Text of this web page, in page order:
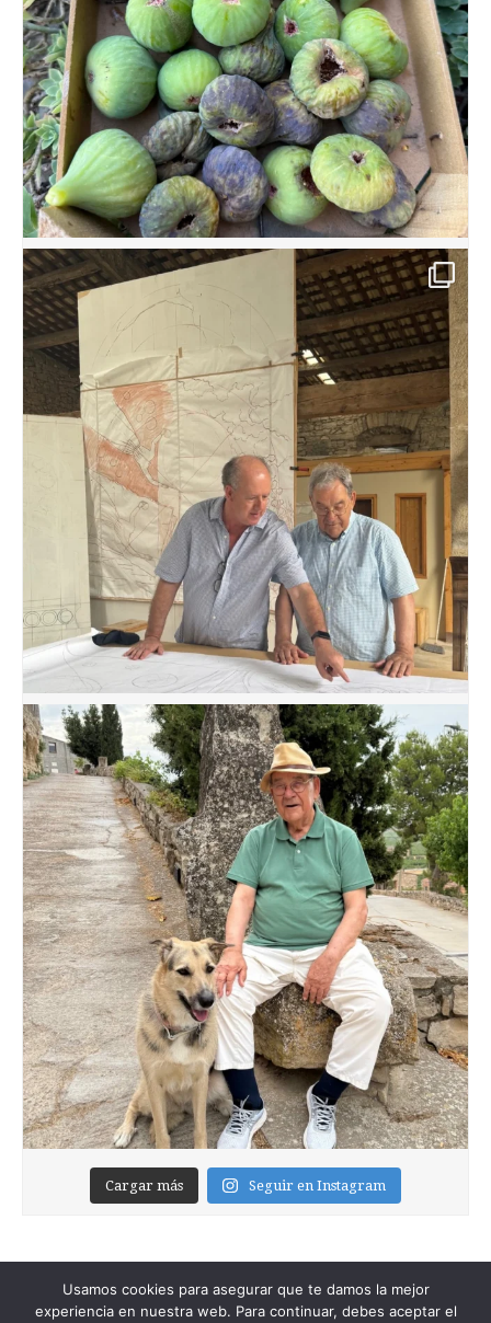
Cargar más Seguir en Instagram
Usamos cookies para asegurar que te damos la mejor
experiencia en nuestra web. Para continuar, debes aceptar el